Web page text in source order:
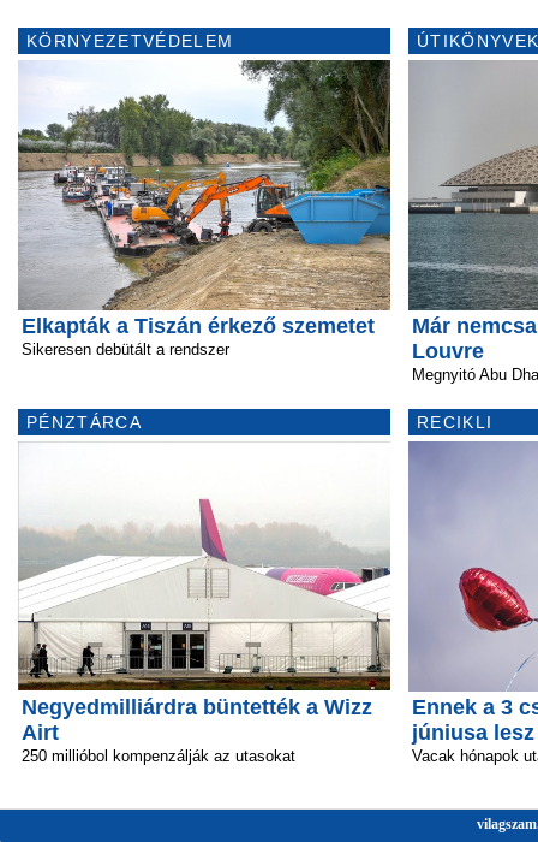
KÖRNYEZETVÉDELEM
Elkapták a Tiszán érkező szemetet
Sikeresen debütált a rendszer
PÉNZTÁRCA
Negyedmilliárdra büntették a Wizz
Airt
250 millióbol kompenzálják az utasokat
Már
Louvre
Megnyitó Abu
RECIKLI
Ennek a 3
júniusa lesz
Vacak hónapok